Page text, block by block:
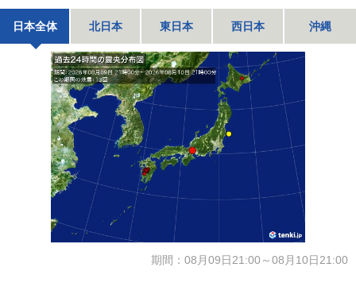
日本全体 北日本 東日本 西日本 沖縄
期間：08月09日21:00～08月10日21:00